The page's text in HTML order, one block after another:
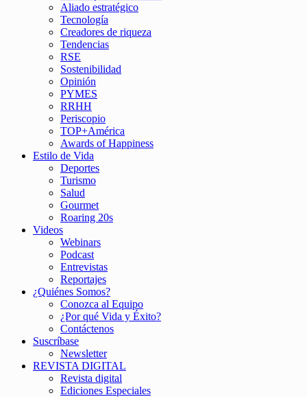
Aliado estratégico
Tecnología
Creadores de riqueza
Tendencias
RSE
Sostenibilidad
Opinión
PYMES
RRHH
Periscopio
TOP+América
Awards of Happiness
Estilo de Vida
Deportes
Turismo
Salud
Gourmet
Roaring 20s
Videos
Webinars
Podcast
Entrevistas
Reportajes
¿Quiénes Somos?
Conozca al Equipo
¿Por qué Vida y Éxito?
Contáctenos
Suscríbase
Newsletter
REVISTA DIGITAL
Revista digital
Ediciones Especiales